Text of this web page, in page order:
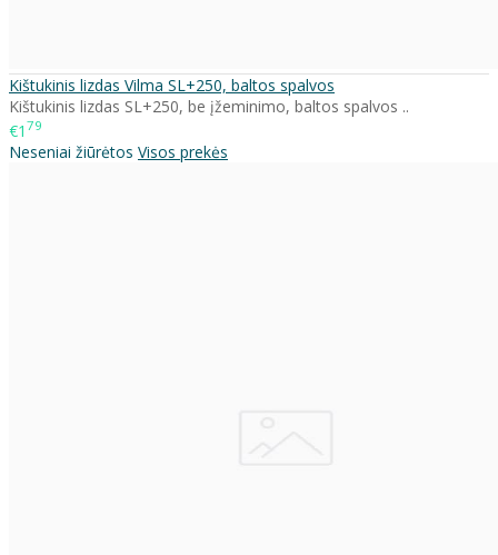
Kištukinis lizdas Vilma SL+250, baltos spalvos
Kištukinis lizdas SL+250, be įžeminimo, baltos spalvos ..
€1 79
Neseniai žiūrėtos Visos prekės